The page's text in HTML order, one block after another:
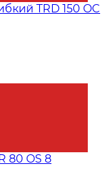
TRD 150 OC
80 OS 8